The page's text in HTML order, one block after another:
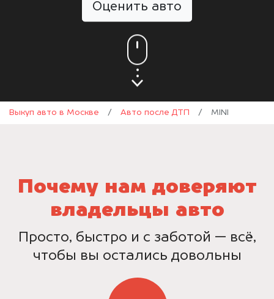
Оценить авто
Выкуп авто в Москве / Авто после ДТП / MINI
Почему нам доверяют
владельцы авто
Просто, быстро и с заботой — всё,
чтобы вы остались довольны